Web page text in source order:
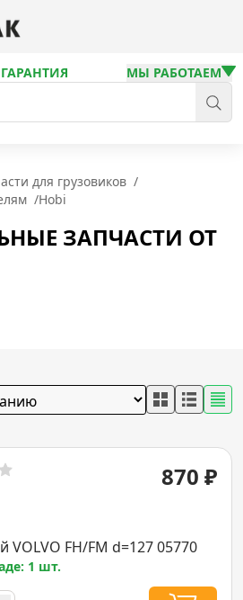
ГАРАНТИЯ МЫ РАБОТАЕМ
для грузовиков /
/Hobi
ЗАПЧАСТИ ОТ
870 ₽
VOLVO FH/FM d=127 05770
1 шт.